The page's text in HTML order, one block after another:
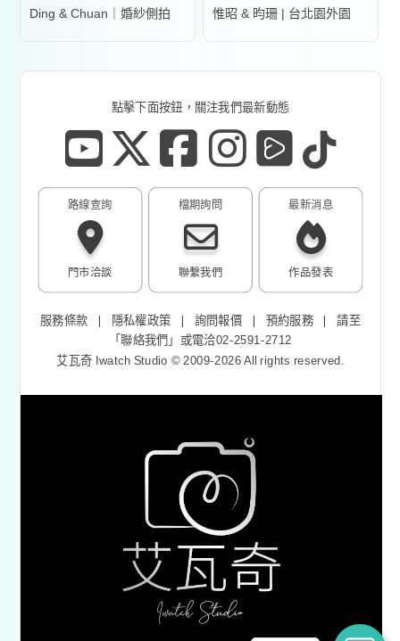
Ding & Chuan｜婚紗側拍 惟昭 & 昀珊 | 台北園外園
點擊下面按鈕，關注我們最新動態
路線查詢
門市洽談
最新消息
作品發表
檔期詢問
聯繫我們
服務條款 ❘ 隱私權政策 ❘詢問報價 ❘預約服務 ❘請至
「聯絡我們 」或電洽02-2591-2712
艾瓦奇 Iwatch Studio © 2009-2026 All rights reserved.